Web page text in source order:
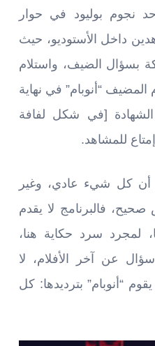
نجوم بوليود في حوار
داخل الأستوديو، حيث
بسؤال الضيف، واستلام
“أنوبام” في نهاية
الشهادة [في شكل لفافة
للمشاهد.
أن كل شيء عادي، وغير
صحيح، فالبرنامج لا يقدم
لمجرد سرد حكاية هنا،
عن آخر الأفلام، لا
“أنوبام” بترديدها: كل